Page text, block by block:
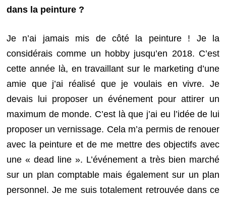
dans la peinture ?
Je n’ai jamais mis de côté la peinture ! Je la
considérais comme un hobby jusqu’en 2018. C’est
cette année là, en travaillant sur le marketing d’une
amie que j’ai réalisé que je voulais en vivre. Je
devais lui proposer un événement pour attirer un
maximum de monde. C’est là que j’ai eu l’idée de lui
proposer un vernissage. Cela m’a permis de renouer
avec la peinture et de me mettre des objectifs avec
une « dead line ». L’événement a très bien marché
sur un plan comptable mais également sur un plan
personnel. Je me suis totalement retrouvée dans ce